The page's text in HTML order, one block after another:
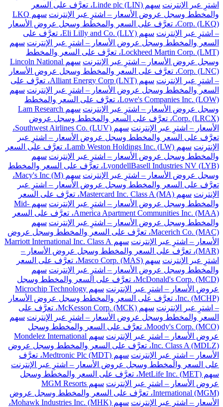
اشترِ عبر الإنترنت
سهم Linde plc (LIN)، تعرَّف على السعر
والمخطط وسجل عروض الأسعار – اشترِ عبر الإنترنت
سهم LKQ
Corp. (LKQ)، تعرَّف على السعر والمخطط وسجل عروض الأسعار
– اشترِ عبر الإنترنت
سهم Eli Lilly and Co. (LLY)، تعرَّف على
السعر والمخطط وسجل عروض الأسعار – اشترِ عبر الإنترنت سهم
Lockheed Martin Corp. (LMT)، تعرَّف على السعر والمخطط
وسجل عروض الأسعار – اشترِ عبر الإنترنت
سهم Lincoln National
Corp. (LNC)، تعرَّف على السعر والمخطط وسجل عروض الأسعار
– اشترِ عبر الإنترنت
سهم Alliant Energy Corp (LNT)، تعرَّف على
السعر والمخطط وسجل عروض الأسعار – اشترِ عبر الإنترنت سهم
Lowe's Companies Inc. (LOW)، تعرَّف على السعر والمخطط
وسجل عروض الأسعار – اشترِ عبر الإنترنت
سهم Lam Research
Corp. (LRCX)، تعرَّف على السعر والمخطط وسجل عروض
الأسعار – اشترِ عبر الإنترنت
سهم Southwest Airlines Co. (LUV)،
تعرَّف على السعر والمخطط وسجل عروض الأسعار – اشترِ عبر
الإنترنت
سهم Lamb Weston Holdings Inc. (LW)، تعرَّف على السعر
والمخطط وسجل عروض الأسعار – اشترِ عبر الإنترنت سهم
LyondellBasell Industries NV (LYB)، تعرَّف على السعر والمخطط
وسجل عروض الأسعار – اشترِ عبر الإنترنت
سهم Macy's Inc (M)،
تعرَّف على السعر والمخطط وسجل عروض الأسعار – اشترِ عبر
الإنترنت
سهم Mastercard Inc. Class A (MA)، تعرَّف على السعر
والمخطط وسجل عروض الأسعار – اشترِ عبر الإنترنت
سهم Mid-
America Apartment Communities Inc. (MAA)، تعرَّف على السعر
والمخطط وسجل عروض الأسعار – اشترِ عبر الإنترنت سهم
Macerich Co. (MAC)، تعرَّف على السعر والمخطط وسجل عروض
الأسعار – اشترِ عبر الإنترنت
سهم Marriott International Inc. Class A
(MAR)، تعرَّف على السعر والمخطط وسجل عروض الأسعار –
اشترِ عبر الإنترنت
سهم Masco Corp. (MAS)، تعرَّف على السعر
والمخطط وسجل عروض الأسعار – اشترِ عبر الإنترنت سهم
McDonald's Corp. (MCD)، تعرَّف على السعر والمخطط وسجل
عروض الأسعار – اشترِ عبر الإنترنت
سهم Microchip Technology
Inc. (MCHP)، تعرَّف على السعر والمخطط وسجل عروض الأسعار
– اشترِ عبر الإنترنت
سهم McKesson Corp. (MCK)، تعرَّف على
السعر والمخطط وسجل عروض الأسعار – اشترِ عبر الإنترنت سهم
Moody's Corp. (MCO)، تعرَّف على السعر والمخطط وسجل
عروض الأسعار – اشترِ عبر الإنترنت
سهم Mondelez International
Inc. Class A (MDLZ)، تعرَّف على السعر والمخطط وسجل عروض
الأسعار – اشترِ عبر الإنترنت
سهم Medtronic Plc (MDT)، تعرَّف
على السعر والمخطط وسجل عروض الأسعار – اشترِ عبر الإنترنت
سهم MetLife Inc. (MET)، تعرَّف على السعر والمخطط وسجل
عروض الأسعار – اشترِ عبر الإنترنت
سهم MGM Resorts
International (MGM)، تعرَّف على السعر والمخطط وسجل عروض
الأسعار – اشترِ عبر الإنترنت
سهم Mohawk Industries Inc. (MHK)،